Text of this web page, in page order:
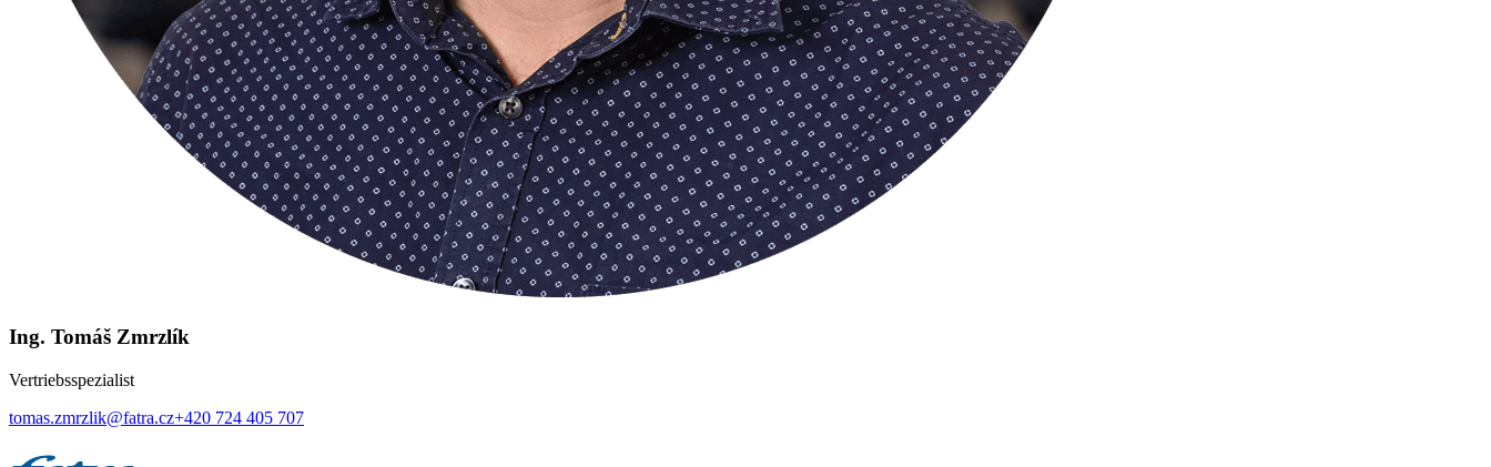
Ing. Tomáš Zmrzlík
Vertriebsspezialist
tomas.zmrzlik@fatra.cz+420 724 405 707